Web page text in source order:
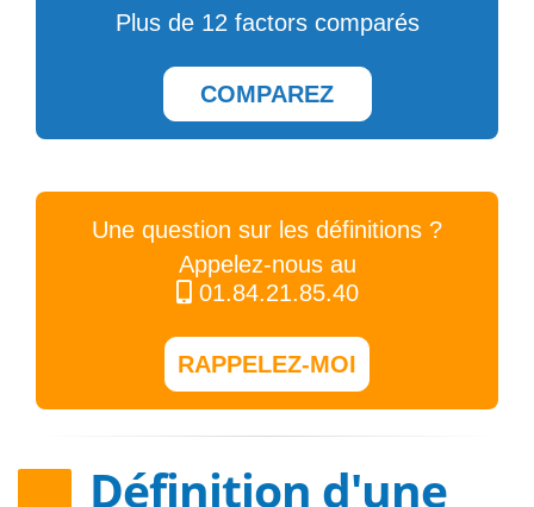
Plus de 12 factors comparés
COMPAREZ
Une question sur les définitions ?
Appelez-nous au
01.84.21.85.40
RAPPELEZ-MOI
Définition d'une